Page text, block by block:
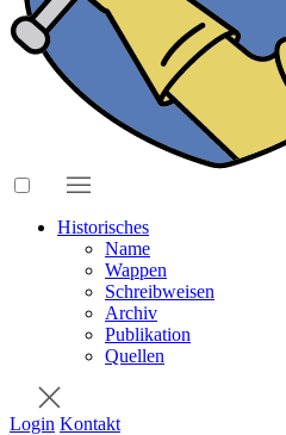
Historisches
Name
Wappen
Schreibweisen
Archiv
Publikation
Quellen
Login Kontakt